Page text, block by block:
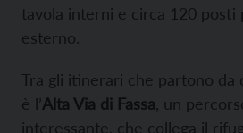
tavola interni e circa 120 posti
esterno.
Tra gli itinerari che partono da
è l’Alta Via di Fassa , un
interessante, che collega il